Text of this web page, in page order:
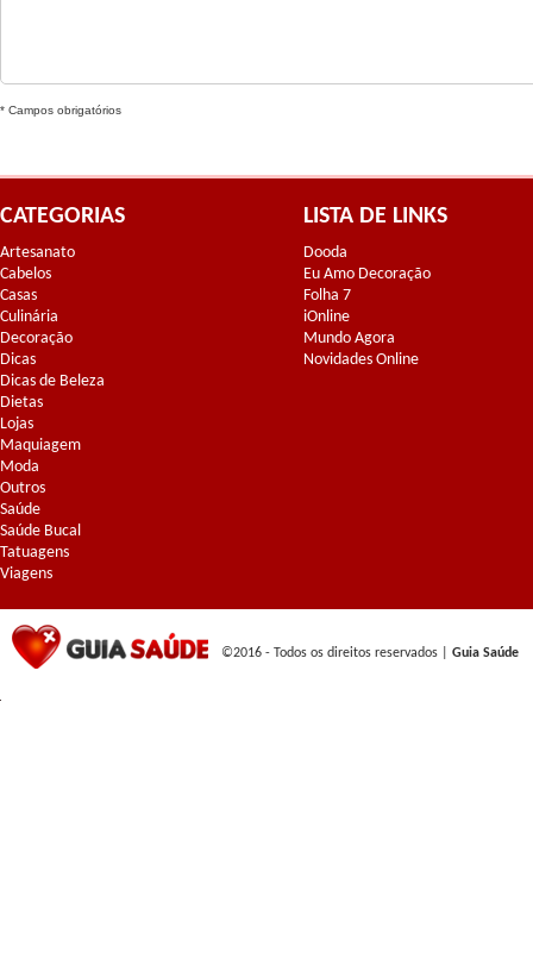
* Campos obrigatórios
CATEGORIAS
Artesanato
Cabelos
Casas
Culinária
Decoração
Dicas
Dicas de Beleza
Dietas
Lojas
Maquiagem
Moda
Outros
Saúde
Saúde Bucal
Tatuagens
Viagens
LISTA DE LINKS
Dooda
Eu Amo Decoração
Folha 7
iOnline
Mundo Agora
Novidades Online
©2016 - Todos os direitos reservados | Guia Saúde